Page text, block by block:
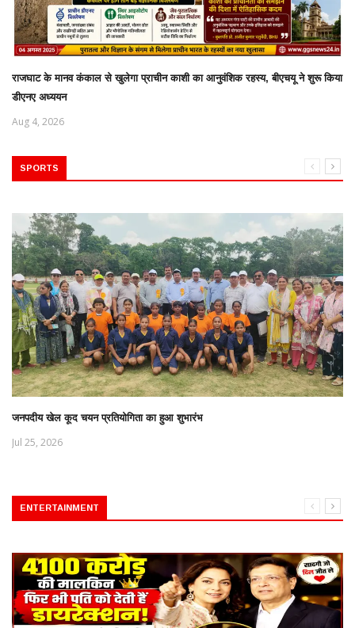
राजघाट के मानव कंकाल से खुलेगा प्राचीन काशी का आनुवंशिक रहस्य, बीएचयू ने शुरू किया
डीएनए अध्ययन
Aug 4, 2026
SPORTS
जनपदीय खेल कूद चयन प्रतियोगिता का हुआ शुभारंभ
Jul 25, 2026
ENTERTAINMENT